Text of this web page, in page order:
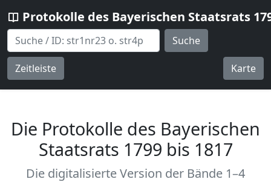
Protokolle des Bayerischen Staatsrats
Suche
Zeitleiste Karte
Die Protokolle des Bayerischen
Staatsrats 1799 bis 1817
Die digitalisierte Version der Bände 1–4